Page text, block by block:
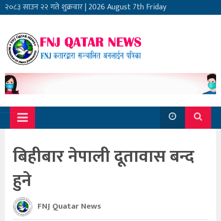
२०८३ साउन २२ गते शुक्रवार|2026 August 7th Friday
बिहीबार नेपाली दूतावास बन्द
हुने
FNJ Quatar News